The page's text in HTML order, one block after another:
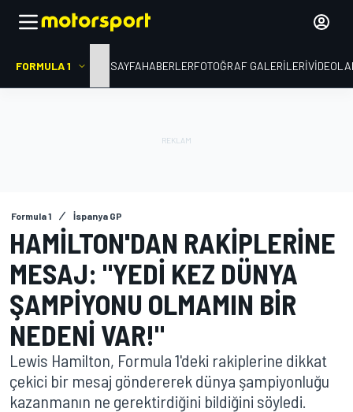
FORMULA 1 ANA SAYFAHABERLERFOTOĞRAF GALERILERI
Formula 1 İspanya GP
HAMILTON'DAN RAKIPLERINE
MESAJ: "YEDI KEZ DÜNYA
ŞAMPIYONU OLMAMIN BIR
NEDENI VAR!"
Lewis Hamilton, Formula 1'deki rakiplerine dikkat
çekici bir mesaj göndererek dünya şampiyonluğu
kazanmanın ne gerektirdiğini bildiğini söyledi.